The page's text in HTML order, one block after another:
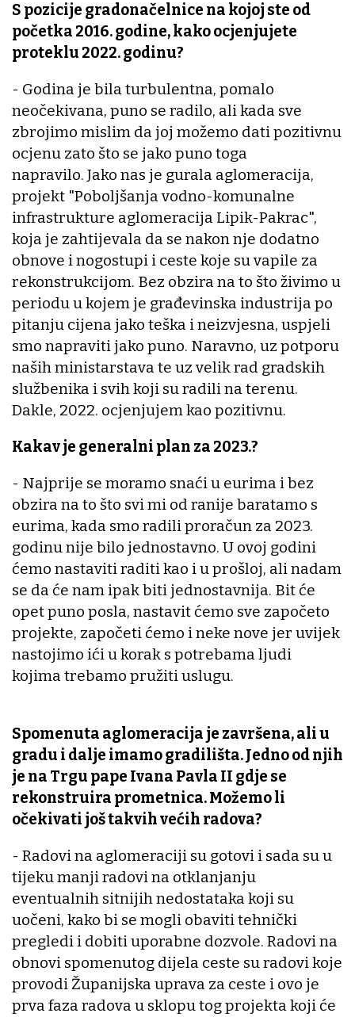
S pozicije gradonačelnice na kojoj ste od
početka 2016. godine, kako ocjenjujete
proteklu 2022. godinu?
- Godina je bila turbulentna, pomalo
neočekivana, puno se radilo, ali kada sve
zbrojimo mislim da joj možemo dati pozitivnu
ocjenu zato što se jako puno toga
napravilo. Jako nas je gurala aglomeracija,
projekt "Poboljšanja vodno-komunalne
infrastrukture aglomeracija Lipik-Pakrac",
koja je zahtijevala da se nakon nje dodatno
obnove i nogostupi i ceste koje su vapile za
rekonstrukcijom. Bez obzira na to što živimo u
periodu u kojem je građevinska industrija po
pitanju cijena jako teška i neizvjesna, uspjeli
smo napraviti jako puno. Naravno, uz potporu
naših ministarstava te uz velik rad gradskih
službenika i svih koji su radili na terenu.
Dakle, 2022. ocjenjujem kao pozitivnu.
Kakav je generalni plan za 2023.?
- Najprije se moramo snaći u eurima i bez
obzira na to što svi mi od ranije baratamo s
eurima, kada smo radili proračun za 2023.
godinu nije bilo jednostavno. U ovoj godini
ćemo nastaviti raditi kao i u prošloj, ali nadam
se da će nam ipak biti jednostavnija. Bit će
opet puno posla, nastavit ćemo sve započeto
projekte, započeti ćemo i neke nove jer uvijek
nastojimo ići u korak s potrebama ljudi
kojima trebamo pružiti uslugu.
Spomenuta aglomeracija je završena, ali u
gradu i dalje imamo gradilišta. Jedno od njih
je na Trgu pape Ivana Pavla II gdje se
rekonstruira prometnica. Možemo li
očekivati još takvih većih radova?
- Radovi na aglomeraciji su gotovi i sada su u
tijeku manji radovi na otklanjanju
eventualnih sitnijih nedostataka koji su
uočeni, kako bi se mogli obaviti tehnički
pregledi i dobiti uporabne dozvole. Radovi na
obnovi spomenutog dijela ceste su radovi koje
provodi Županijska uprava za ceste i ovo je
prva faza radova u sklopu tog projekta koji će